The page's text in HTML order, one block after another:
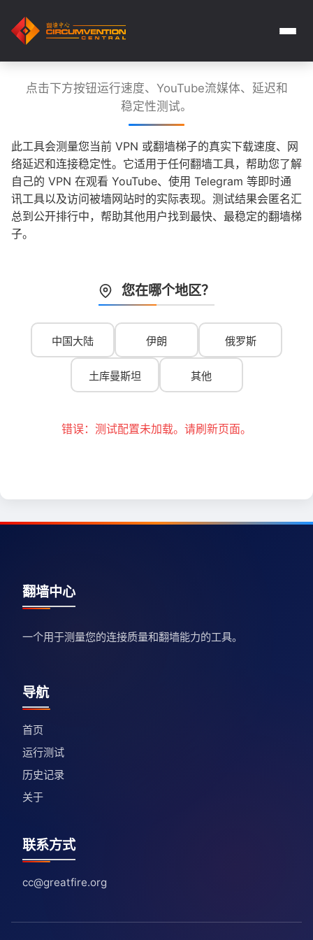
点击下方按钮运行速度、YouTube流媒体、延迟和
稳定性测试。
此工具会测量您当前 VPN 或翻墙梯子的真实下载速度、网
络延迟和连接稳定性。它适用于任何翻墙工具，帮助您了解
自己的 VPN 在观看 YouTube、使用 Telegram 等即时通
讯工具以及访问被墙网站时的实际表现。测试结果会匿名汇
总到公开排行中，帮助其他用户找到最快、最稳定的翻墙梯
子。
您在哪个地区？
中国大陆 伊朗 俄罗斯
土库曼斯坦 其他
错误：测试配置未加载。请刷新页面。
翻墙中心
一个用于测量您的连接质量和翻墙能力的工具。
导航
首页
运行测试
历史记录
关于
联系方式
cc@greatfire.org